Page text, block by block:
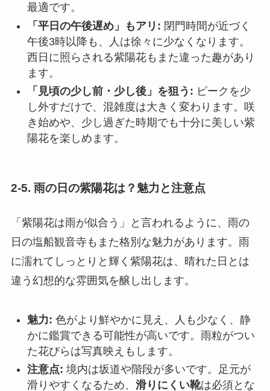
最適です。
「平日の午後遅め」もアリ: 閉門時間が近づく
午後3時以降も、人は徐々に少なくなります。
西日に照らされる紫陽花もまた違った趣があり
ます。
「見頃の少し前・少し後」を狙う: ピークを少
し外すだけで、混雑度は大きく変わります。咲
き始めや、少し過ぎた時期でも十分に美しい紫
陽花を楽しめます。
2-5. 雨の日の紫陽花は？魅力と注意点
「紫陽花は雨が似合う」と言われるように、雨の
日の塩船観音寺もまた格別な魅力があります。雨
に濡れてしっとりと輝く紫陽花は、晴れた日とは
違う幻想的な雰囲気を醸し出します。
魅力: 色がより鮮やかに見え、人も少なく、静
かに鑑賞できる可能性が高いです。雨粒がつい
た花びらは写真映えもします。
注意点: 境内は坂道や階段が多いです。足元が
滑りやすくなるため、 滑りにくい靴は必須とな